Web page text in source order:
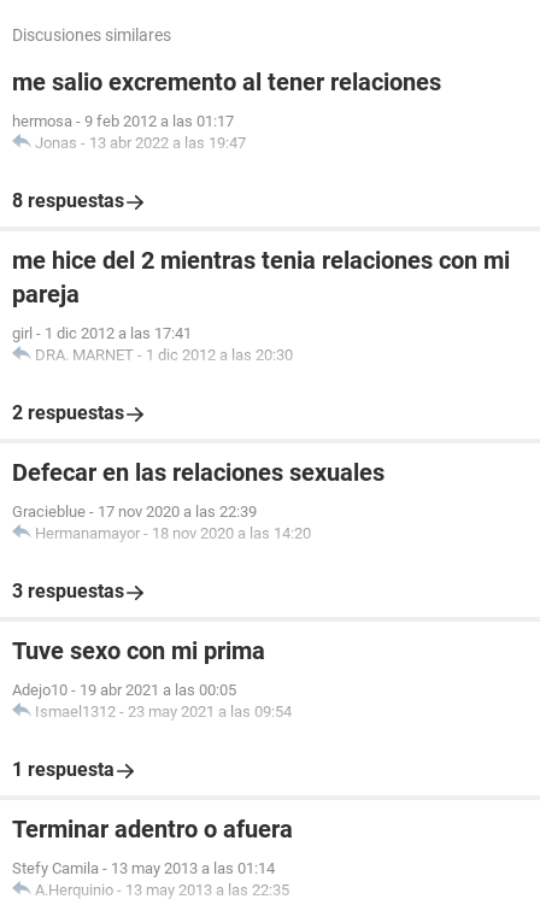
Discusiones similares
me salio excremento al tener relaciones
hermosa - 9 feb 2012 a las 01:17
Jonas - 13 abr 2022 a las 19:47
8 respuestas
me hice del 2 mientras tenia relaciones con mi
pareja
girl - 1 dic 2012 a las 17:41
DRA. MARNET - 1 dic 2012 a las 20:30
2 respuestas
Defecar en las relaciones sexuales
Gracieblue - 17 nov 2020 a las 22:39
Hermanamayor - 18 nov 2020 a las 14:20
3 respuestas
Tuve sexo con mi prima
Adejo10 - 19 abr 2021 a las 00:05
Ismael1312 - 23 may 2021 a las 09:54
1 respuesta
Terminar adentro o afuera
Stefy Camila - 13 may 2013 a las 01:14
A.Herquinio - 13 may 2013 a las 22:35